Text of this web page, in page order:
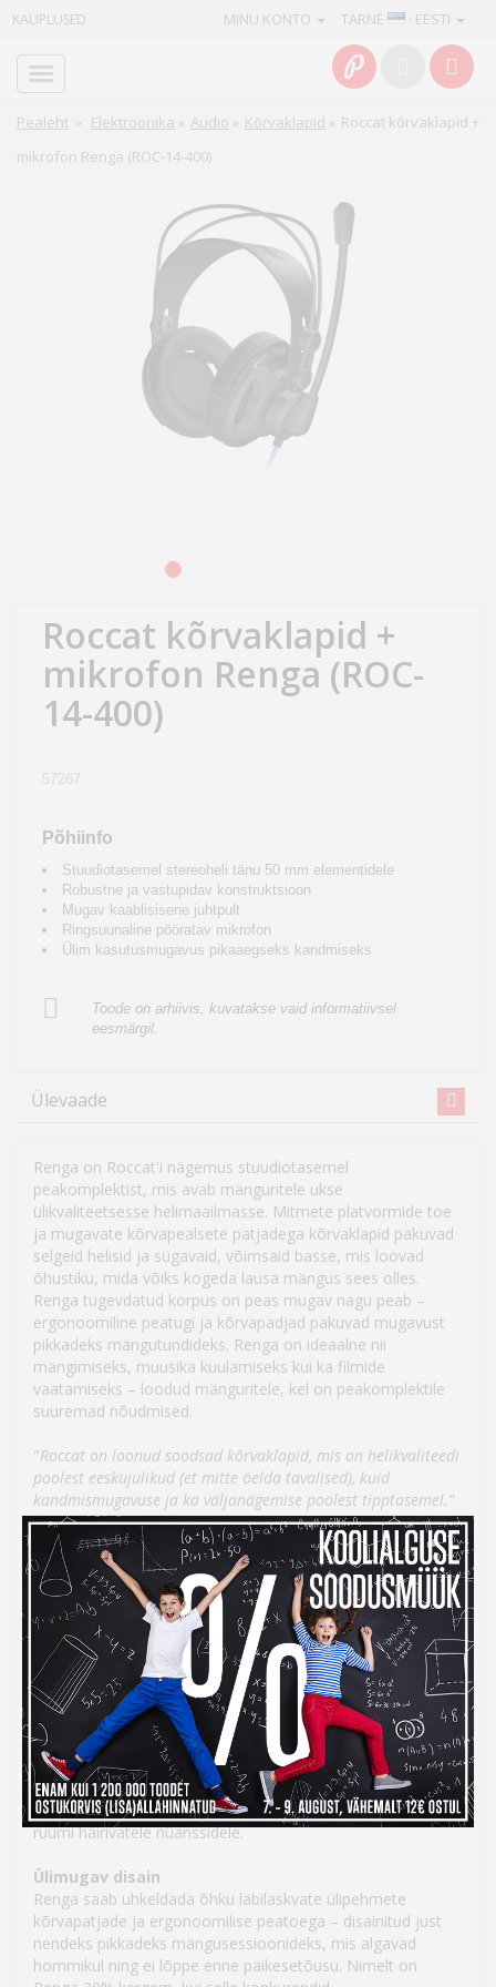
KAUPLUSED TARNE · EESTI
MINU KONTO
Pealeht » Elektroonika » Audio » Kõrvaklapid » Roccat kõrvaklapid +
mikrofon Renga (ROC-14-400)
Roccat kõrvaklapid +
mikrofon Renga (ROC-
14-400)
57267
Põhiinfo
Stuudiotasemel stereoheli tänu 50 mm elementidele
Robustne ja vastupidav konstruktsioon
Mugav kaablisisene juhtpult
Ringsuunaline pööratav mikrofon
Ülim kasutusmugavus pikaaegseks kandmiseks
Toode on arhiivis, kuvatakse vaid informatiivsel
eesmärgil.
Ülevaade
Renga on Roccat'i nägemus stuudiotasemel
peakomplektist, mis avab mänguritele ukse
ülikvaliteetsesse helimaailmasse. Mitmete platvormide toe
ja mugavate kõrvapealsete patjadega kõrvaklapid pakuvad
selgeid helisid ja sügavaid, võimsaid basse, mis loovad
õhustiku, mida võiks kogeda lausa mängus sees olles.
Renga tugevdatud korpus on peas mugav nagu peab –
ergonoomiline peatugi ja kõrvapadjad pakuvad mugavust
pikkadeks mängutundideks. Renga on ideaalne nii
mängimiseks, muusika kuulamiseks kui ka filmide
vaatamiseks – loodud mänguritele, kel on peakomplektile
suuremad nõudmised.
"Roccat on loonud soodsad kõrvaklapid, mis on helikvaliteedi
poolest eeskujulikud (et mitte öelda tavalised), kuid
kandmismugavuse ja ka väljanägemise poolest tipptasemel."
Vaata Roccat Renga kõrvaklappide "karbist välja"
fotoseeriat Photopointi ajaveebis
»
Loe ka Roccat Renga põhjalikumat ülevaadet
Digitest.ee lehel »
Stuudiotasemel helikvaliteet
Ühe tõsiseltvõetava mänguri arsenal ei ole täiuslik ilma
stuudiotasemel stereo peakomplektita ning Renga täidab
just selle tühimiku. Selle 50 mm draiverid pakuvad
kompromissitut helikvaliteeti – selged, teravad kõrged
toonid koos sügava ja võimsa bassiga. Klappide
neodüümiumist draiverid on asetatud just selliselt, et
saavutada endassetõmbav dünaamiline helipilt, mis ei jäta
ruumi häirivatele nüanssidele.
Ülimugav disain
Renga saab uhkeldada õhku läbilaskvate ülipehmete
kõrvapatjade ja ergonoomilise peatoega – disainitud just
nendeks pikkadeks mängusessioonideks, mis algavad
hommikul ning ei lõppe enne päikesetõusu. Nimelt on
Info
Teenused
Ilu
Auto